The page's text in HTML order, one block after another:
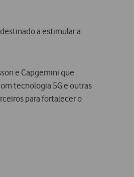
a estimular a
e Capgemini que
tecnologia 5G e outras
para fortalecer o